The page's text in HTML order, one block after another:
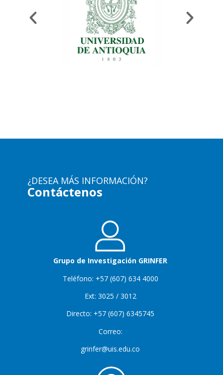
¿DESEA MÁS INFORMACIÓN?
Contáctenos
Grupo de Investigación GRINFER
Teléfono: +57 (607) 634 4000
Ext: 3025 / 3012
Directo: +57 (607) 6345745
Correo:
grinfer@uis.edu.co